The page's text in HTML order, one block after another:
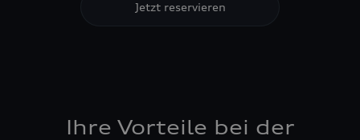
Jetzt reservieren
Ihre Vorteile bei der